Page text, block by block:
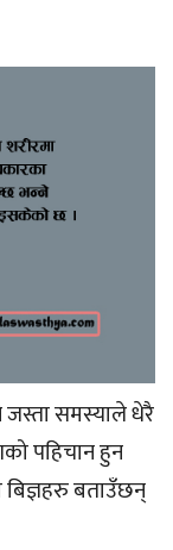
जस्ता समस्याले धेरै
पहिचान हुन
बिज्ञहरु बताउँछन्